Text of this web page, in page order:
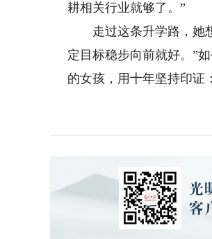
耕相关行业就够了。”
走过这条升学路，她想
定目标稳步向前就好。”
的女孩，用十年坚持印证